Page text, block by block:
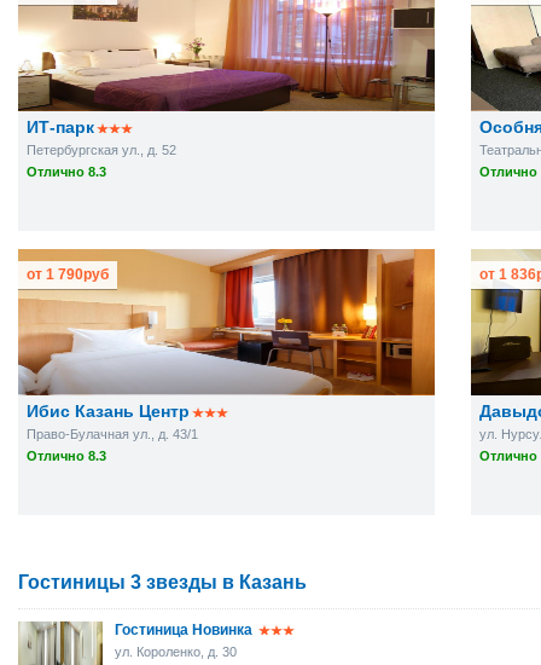
ИТ-парк
Петербургская ул., д. 52
Отлично 8.3
Отлично
Ибис Казань Центр
Право-Булачная ул., д. 43/1
Отлично 8.3
от 1 790руб
ул.
Отлично
от 1 836
Гостиницы 3 звезды в Казань
Гостиница Новинка
ул. Короленко, д. 30